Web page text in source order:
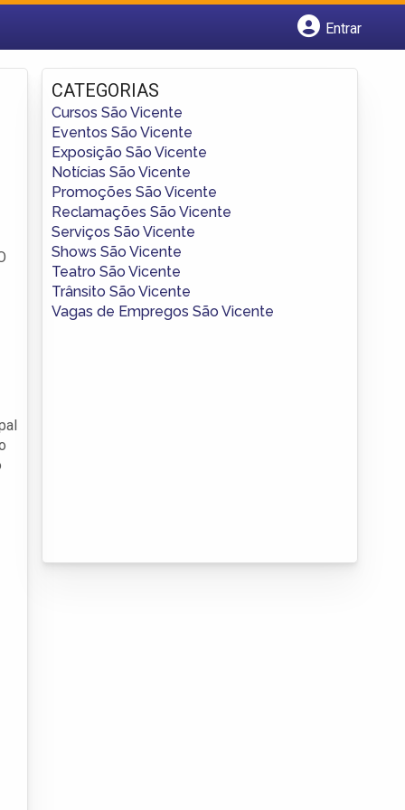
Entrar
Fazer login
Criar conta
CATEGORIAS
Cursos São Vicente
Eventos São Vicente
Exposição São Vicente
Notícias São Vicente
Promoções São Vicente
Reclamações São Vicente
Serviços São Vicente
Shows São Vicente
Teatro São Vicente
Trânsito São Vicente
Vagas de Empregos São Vicente